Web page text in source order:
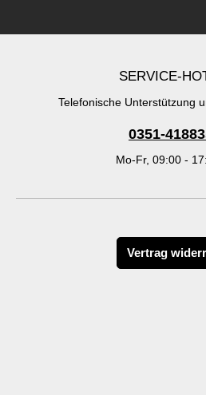
SERVICE-
Telefonische Unterstützung
0351-
Mo-Fr, 09:00 -
Vertrag